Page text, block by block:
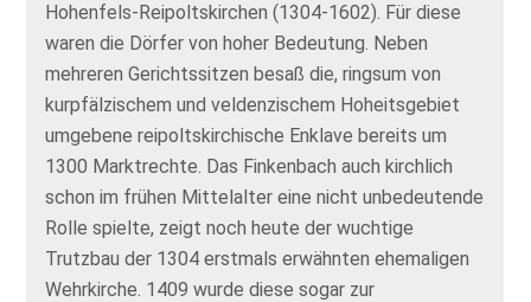
Hohenfels-Reipoltskirchen (1304-1602). Für diese
waren die Dörfer von hoher Bedeutung. Neben
mehreren Gerichtssitzen besaß die, ringsum von
kurpfälzischem und veldenzischem Hoheitsgebiet
umgebene reipoltskirchische Enklave bereits um
1300 Marktrechte. Das Finkenbach auch kirchlich
schon im frühen Mittelalter eine nicht unbedeutende
Rolle spielte, zeigt noch heute der wuchtige
Trutzbau der 1304 erstmals erwähnten ehemaligen
Wehrkirche. 1409 wurde diese sogar zur